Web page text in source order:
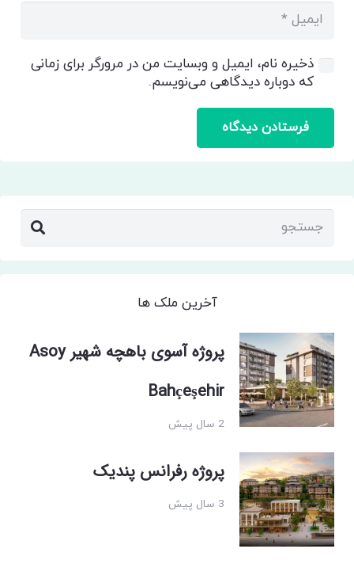
ذخیره نام، ایمیل و وبسایت من در مرورگر برای زمانی
که دوباره دیدگاهی می‌نویسم.
فرستادن دیدگاه
آخرین ملک ها
پروژه آسوی باهچه شهیر Asoy
Bahçeşehir
2 سال پیش
پروژه رفرانس پندیک
3 سال پیش